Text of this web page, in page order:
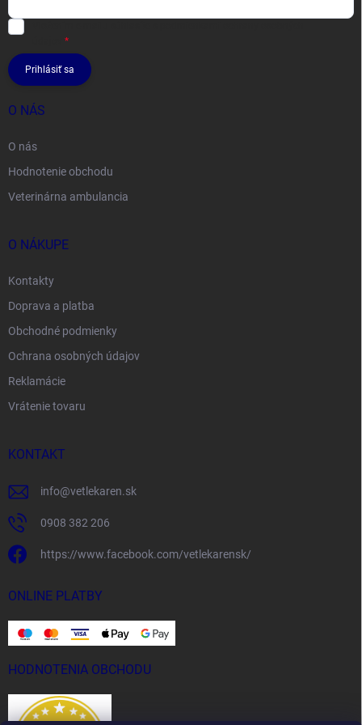
Prihlásiť sa
O NÁS
O nás
Hodnotenie obchodu
Veterinárna ambulancia
O NÁKUPE
Kontakty
Doprava a platba
Obchodné podmienky
Ochrana osobných údajov
Reklamácie
Vrátenie tovaru
KONTAKT
info@vetlekaren.sk
0908 382 206
https://www.facebook.com/vetlekarensk/
ONLINE PLATBY
HODNOTENIA OBCHODU